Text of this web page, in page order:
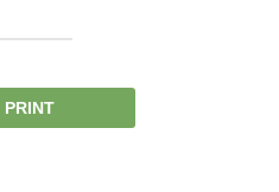
PRINT